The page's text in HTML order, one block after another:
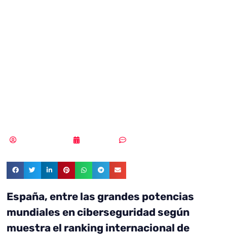
España, entre las grandes potencias
mundiales en ciberseguridad según
muestra el ranking internacional de